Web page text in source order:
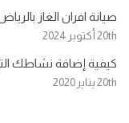
صيانة افران الغاز
20th أكتوبر 2024
كيفية إضافة نشاطك
20th يناير 2020